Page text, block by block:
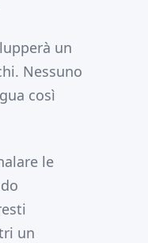
un
Nessuno
così
le
un